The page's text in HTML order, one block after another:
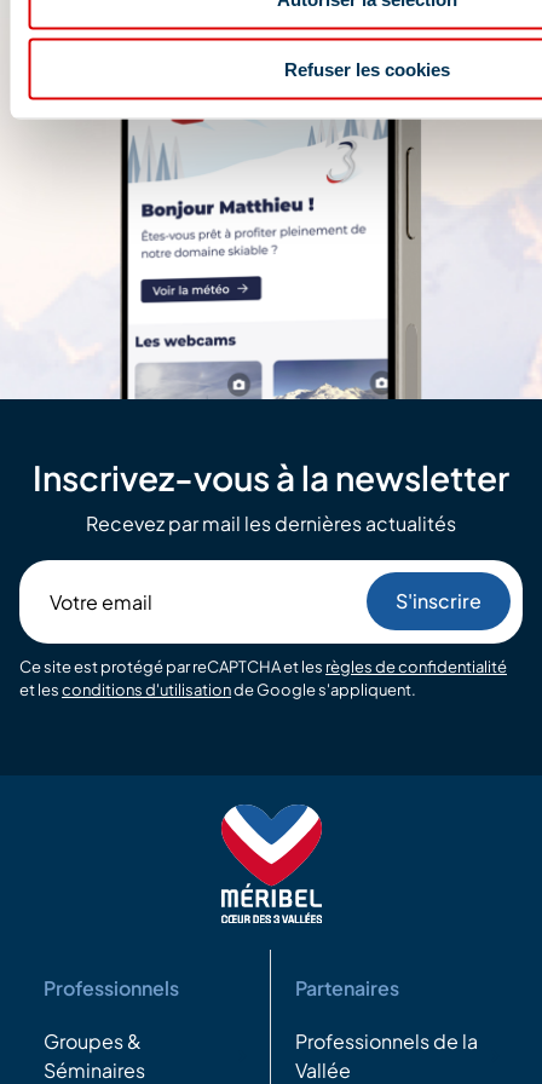
Refuser les cookies
Inscrivez-vous à la newsletter
Recevez par mail les dernières actualités
email
Ce site est protégé par reCAPTCHA et les règles de confidentialité
et lesconditions d'utilisationde Google s'appliquent.
Professionnels
Groupes &
Séminaires
Partenaires
Professionnels de la
Vallée